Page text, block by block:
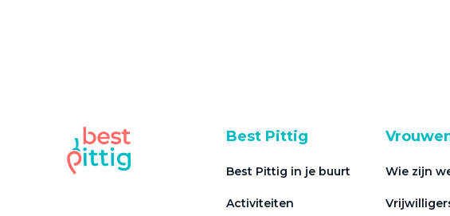
Best Pittig
Best Pittig in je buurt
Activiteiten
Wie zijn